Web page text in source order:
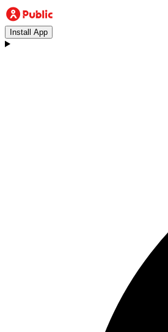
Install App